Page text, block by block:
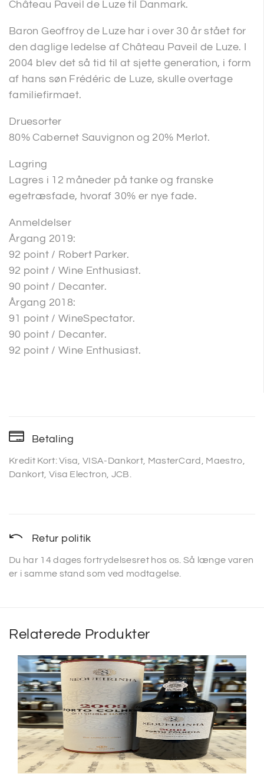
Château Paveil de Luze til Danmark.
Baron Geoffroy de Luze har i over 30 år stået for
den daglige ledelse af Château Paveil de Luze. I
2004 blev det så tid til at sjette generation, i form
af hans søn Frédéric de Luze, skulle overtage
familiefirmaet.
Druesorter
80% Cabernet Sauvignon og 20% Merlot.
Lagring
Lagres i 12 måneder på tanke og franske
egetræsfade, hvoraf 30% er nye fade.
Anmeldelser
Årgang 2019:
92 point / Robert Parker.
92 point / Wine Enthusiast.
90 point / Decanter.
Årgang 2018:
91 point / WineSpectator.
90 point / Decanter.
92 point / Wine Enthusiast.
Betaling
Kredit Kort: Visa, VISA-Dankort, MasterCard, Maestro,
Dankort, Visa Electron, JCB.
Retur politik
Du har 14 dages fortrydelsesret hos os. Så længe varen
er i samme stand som ved modtagelse.
Relaterede Produkter